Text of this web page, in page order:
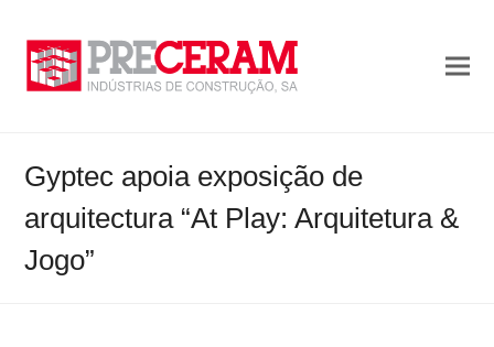
Gyptec apoia exposição de
arquitectura “At Play: Arquitetura &
Jogo”